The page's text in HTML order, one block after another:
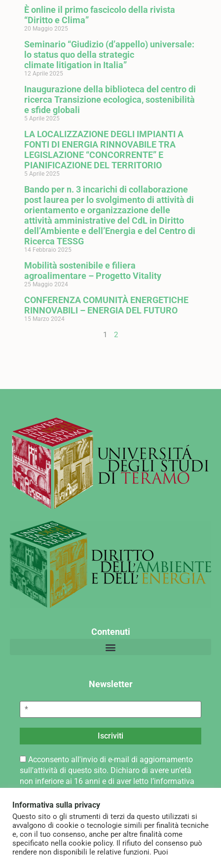
È online il primo fascicolo della rivista
“Diritto e Clima”
20 Maggio 2025
Seminario “Giudizio (d’appello) universale:
lo status quo della strategic
climate litigation in Italia”
12 Aprile 2025
Inaugurazione della biblioteca del centro di
ricerca Transizione ecologica, sostenibilità
e sfide globali
5 Aprile 2025
LA LOCALIZZAZIONE DEGLI IMPIANTI A
FONTI DI ENERGIA RINNOVABILE TRA
LEGISLAZIONE “CONCORRENTE” E
PIANIFICAZIONE DEL TERRITORIO
5 Aprile 2025
Bando per n. 3 incarichi di collaborazione
post laurea per lo svolgimento di attività di
orientamento e organizzazione delle
attività amministrative del CdL in Diritto
dell’Ambiente e dell’Energia e del Centro di
Ricerca TESSG
14 Febbraio 2025
Mobilità sostenibile e filiera
agroalimentare – Progetto Vitality
25 Maggio 2024
CONFERENZA COMUNITÀ ENERGETICHE
RINNOVABILI – ENERGIA DEL FUTURO
15 Marzo 2024
1 2
Contenuti
Newsletter
Acconsento all'invio di e-mail di aggiornamento
sull'attività di questo sito. Dichiaro di avere un’età
non inferiore ai 16 anni e di aver letto l’informativa
pagina Privacy Policy.
Informativa sulla privacy
Questo sito o gli strumenti di terzi da questo utilizzati si
avvalgono di cookie o tecnologie simili per finalità tecniche
e, con il tuo consenso, anche per altre finalità come
specificato nella cookie policy. Il rifiuto del consenso può
rendere non disponibili le relative funzioni. Puoi